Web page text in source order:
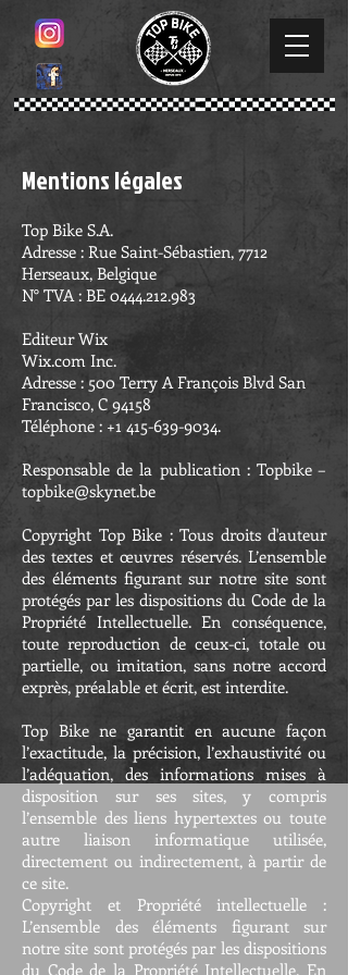
Mentions légales
Top Bike S.A.
Adresse : Rue Saint-Sébastien, 7712
Herseaux, Belgique
N° TVA : BE 0444.212.983
Editeur Wix
Wix.com Inc.
Adresse : 500 Terry A François Blvd San
Francisco, C 94158
Téléphone : +1 415-639-9034.
Responsable de la publication : Topbike –
topbike@skynet.be
Copyright Top Bike : Tous droits d'auteur
des textes et œuvres réservés. L’ensemble
des éléments figurant sur notre site sont
protégés par les dispositions du Code de la
Propriété Intellectuelle. En conséquence,
toute reproduction de ceux-ci, totale ou
partielle, ou imitation, sans notre accord
exprès, préalable et écrit, est interdite.
Top Bike ne garantit en aucune façon
l’exactitude, la précision, l’exhaustivité ou
l’adéquation, des informations mises à
disposition sur ses sites, y compris
l’ensemble des liens hypertextes ou toute
autre liaison informatique utilisée,
directement ou indirectement, à partir de
ce site.
Copyright et Propriété intellectuelle :
L’ensemble des éléments figurant sur
notre site sont protégés par les dispositions
du Code de la Propriété Intellectuelle. En